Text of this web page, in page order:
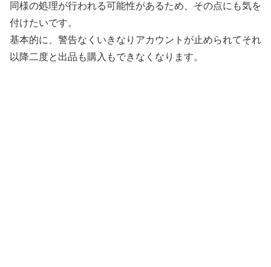
同様の処理が行われる可能性があるため、その点にも気を
付けたいです。
基本的に、警告なくいきなりアカウントが止められてそれ
以降二度と出品も購入もできなくなります。